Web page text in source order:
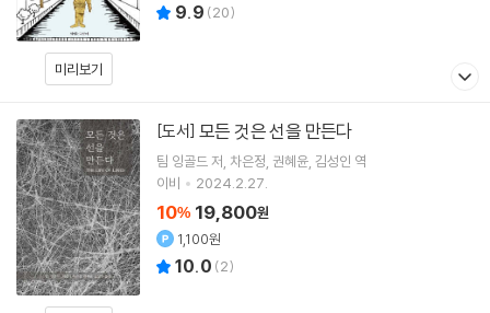
미리보기
9.9 (20)
[도서] 모든 것은 선을 만든다
팀 잉골드 저 차은정 권혜윤 김성인 역
이비
2024.2.27.
10% 19,800원
1,100원
10.0 (2)